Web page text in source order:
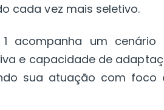
cada vez mais seletivo.
acompanha um
e capacidade de
sua atuação com